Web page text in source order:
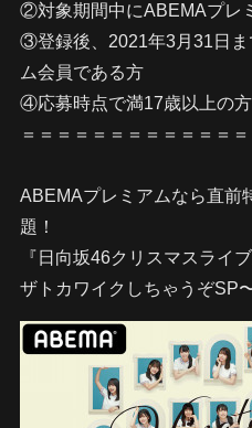
②対象期間中にABEMAプレ
③登録後、2021年3月31日
ム会員である方
④応募時点で満17歳以上の方
＝＝＝＝＝＝＝＝＝＝＝＝
ABEMAプレミアムなら直前
題！
『日向坂46クリスマスライ
ザトカワイクしちゃうぞSP